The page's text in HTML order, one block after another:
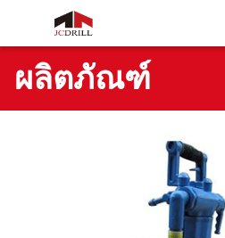
ผลิตภัณฑ์